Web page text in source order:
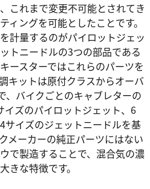
これまで変更不可能とされてき
ィングを可能としたことです。
計量するのがパイロットジェッ
トニードルの3つの部品である
ースターではこれらのパーツを
キットは原付クラスからオーバ
、バイクごとのキャブレターの
ズのパイロットジェット、6
サイズのジェットニードルを基
メーカーの純正パーツにはない
で製造することで、混合気の濃
きな特徴です。